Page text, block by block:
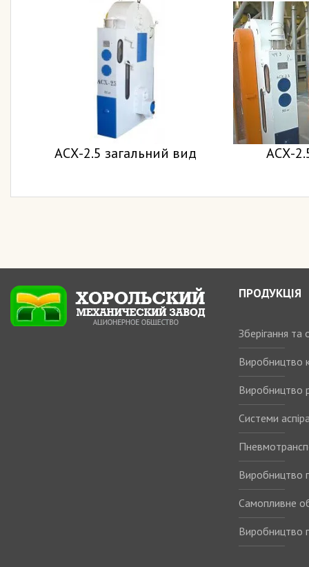
АСХ-2.5 загальний вид АСХ-
ПРОДУКЦІЯ
Зберігання
Виробництво
Виробництво
Системи
Виробництво
Самопливне
Виробництво